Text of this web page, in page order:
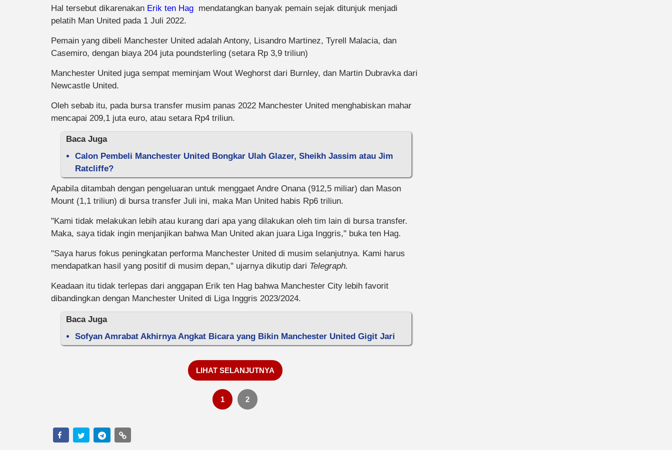
Hal tersebut dikarenakan Erik ten Hag mendatangkan banyak pemain sejak ditunjuk menjadi
pelatih Man United pada 1 Juli 2022.
Pemain yang dibeli Manchester United adalah Antony, Lisandro Martinez, Tyrell Malacia, dan
Casemiro, dengan biaya 204 juta poundsterling (setara Rp 3,9 triliun)
Manchester United juga sempat meminjam Wout Weghorst dari Burnley, dan Martin Dubravka dari
Newcastle United.
Oleh sebab itu, pada bursa transfer musim panas 2022 Manchester United menghabiskan mahar
mencapai 209,1 juta euro, atau setara Rp4 triliun.
Baca Juga
Calon Pembeli Manchester United Bongkar Ulah Glazer, Sheikh Jassim atau Jim
Ratcliffe?
Apabila ditambah dengan pengeluaran untuk menggaet Andre Onana (912,5 miliar) dan Mason
Mount (1,1 triliun) di bursa transfer Juli ini, maka Man United habis Rp6 triliun.
"Kami tidak melakukan lebih atau kurang dari apa yang dilakukan oleh tim lain di bursa transfer.
Maka, saya tidak ingin menjanjikan bahwa Man United akan juara Liga Inggris," buka ten Hag.
"Saya harus fokus peningkatan performa Manchester United di musim selanjutnya. Kami harus
mendapatkan hasil yang positif di musim depan," ujarnya dikutip dari Telegraph.
Keadaan itu tidak terlepas dari anggapan Erik ten Hag bahwa Manchester City lebih favorit
dibandingkan dengan Manchester United di Liga Inggris 2023/2024.
Baca Juga
Sofyan Amrabat Akhirnya Angkat Bicara yang Bikin Manchester United Gigit Jari
LIHAT SELANJUTNYA
1 2